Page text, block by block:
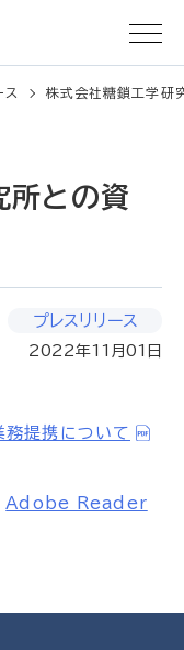
ス 株式会社糖鎖工学研
所との資
プレスリリース
2022年11月01日
務提携について
Adobe Reader